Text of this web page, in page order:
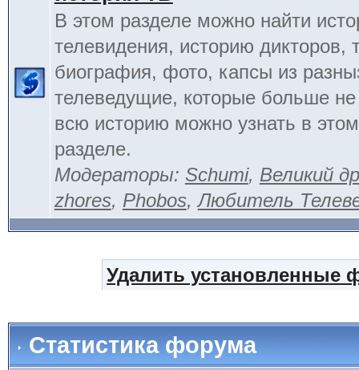
В этом разделе можно найти
телевидения, историю дикторов,
биография, фото, капсы из
телеведущие, которые больше
всю историю можно узнать в
разделе.
Модераторы: Schumi, Великий
zhores, Phobos,Любитель
Удалить установленные
Статистика форума